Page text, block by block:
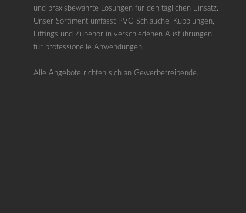
und praxisbewährte Lösungen für den täglichen Einsatz.
Unser Sortiment umfasst PVC-Schläuche, Kupplungen,
Fittings und Zubehör in verschiedenen Ausführungen
für professionelle Anwendungen.
Alle Angebote richten sich an Gewerbetreibende.